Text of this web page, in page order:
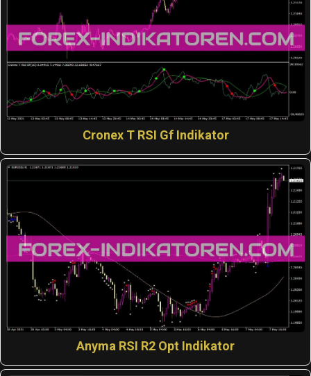
Cronex T RSI Gf Indikator
Anyma RSI R2 Opt Indikator